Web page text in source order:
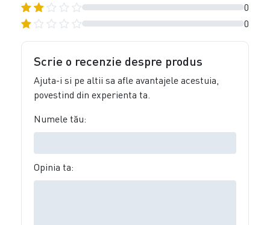
0
0
Scrie o recenzie despre produs
Ajuta-i si pe altii sa afle avantajele acestuia,
povestind din experienta ta.
Numele tău:
Opinia ta: